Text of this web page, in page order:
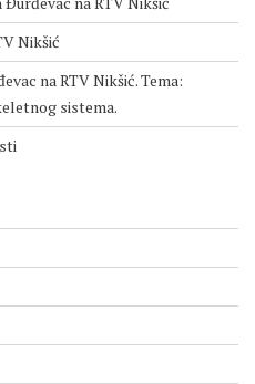
Nikšić
na RTV Nikšić. Tema:
sistema.